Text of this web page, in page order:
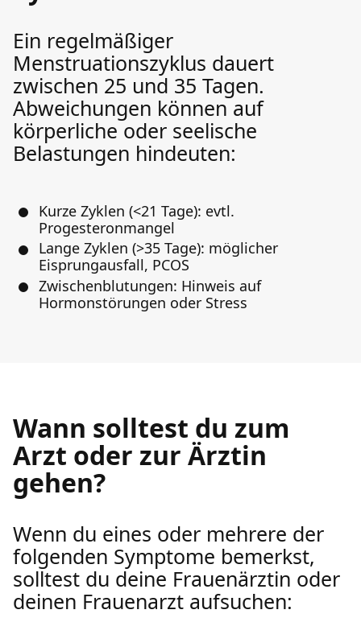
Ein regelmäßiger
Menstruationszyklus dauert
zwischen 25 und 35 Tagen.
Abweichungen können auf
körperliche oder seelische
Belastungen hindeuten:
Kurze Zyklen (<21 Tage): evtl.
Progesteronmangel
Lange Zyklen (>35 Tage): möglicher
Eisprungausfall, PCOS
Zwischenblutungen: Hinweis auf
Hormonstörungen oder Stress
Wann solltest du zum
Arzt oder zur Ärztin
gehen?
Wenn du eines oder mehrere der
folgenden Symptome bemerkst,
solltest du deine Frauenärztin oder
deinen Frauenarzt aufsuchen: